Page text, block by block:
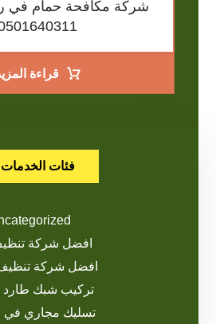
شركة مكافحة حمام في
قراءة
فئات الخدمات
افضل شركة
افضل شركة
تركيب شبك طارد
تسليك مجاري في